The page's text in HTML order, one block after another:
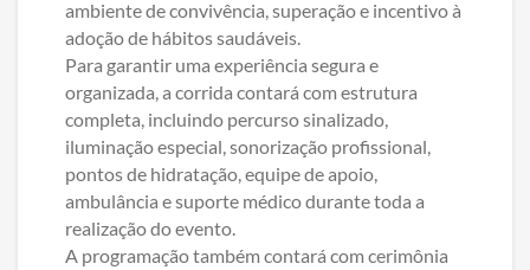
ambiente de convivência, superação e incentivo à
adoção de hábitos saudáveis.
Para garantir uma experiência segura e
organizada, a corrida contará com estrutura
completa, incluindo percurso sinalizado,
iluminação especial, sonorização profissional,
pontos de hidratação, equipe de apoio,
ambulância e suporte médico durante toda a
realização do evento.
A programação também contará com cerimônia